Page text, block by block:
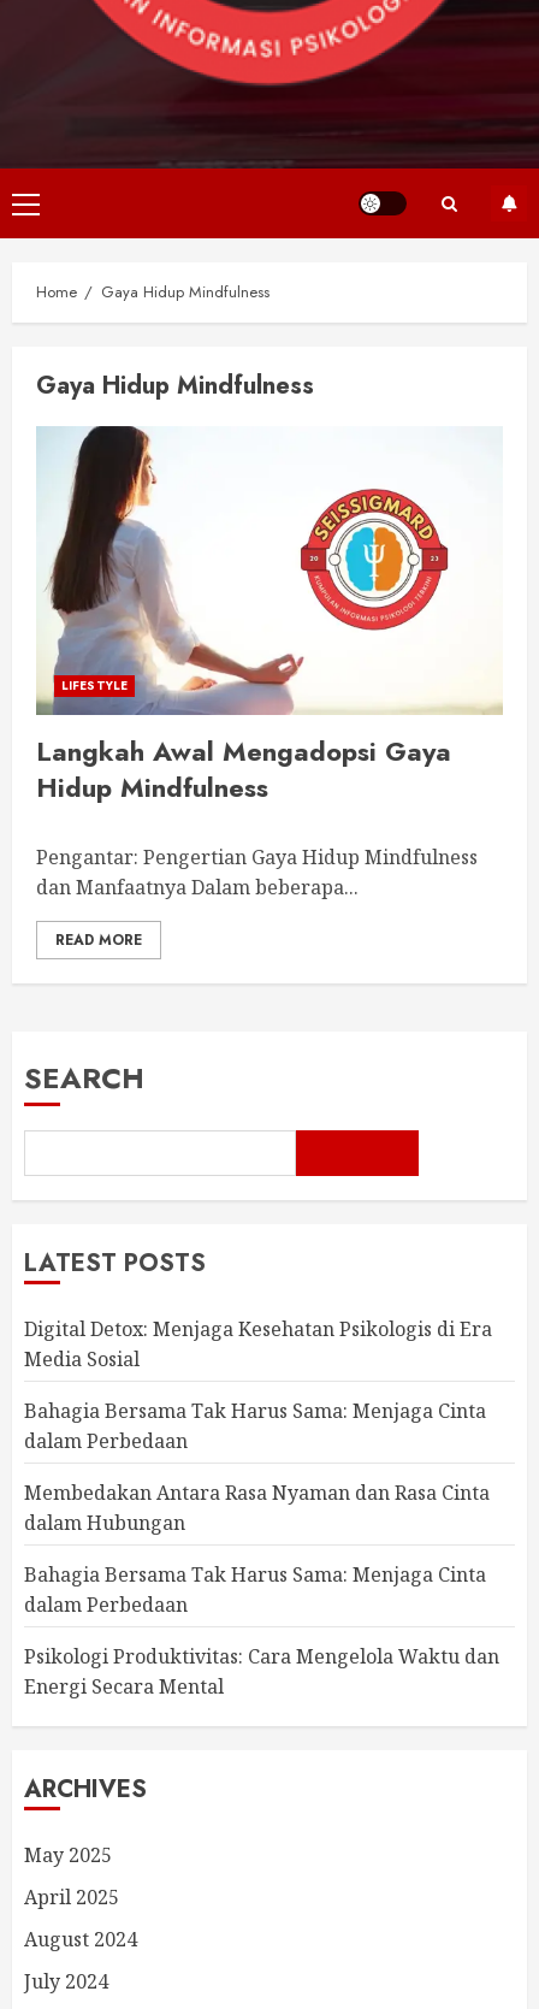
Primary
Menu
Home Gaya Hidup Mindfulness
Gaya Hidup Mindfulness
LIFESTYLE
Langkah Awal Mengadopsi Gaya
Hidup Mindfulness
Pengantar: Pengertian Gaya Hidup Mindfulness
dan Manfaatnya Dalam beberapa...
READ MORE
SEARCH
LATEST POSTS
Digital Detox: Menjaga Kesehatan Psikologis di Era
Media Sosial
Bahagia Bersama Tak Harus Sama: Menjaga Cinta
dalam Perbedaan
Membedakan Antara Rasa Nyaman dan Rasa Cinta
dalam Hubungan
Bahagia Bersama Tak Harus Sama: Menjaga Cinta
dalam Perbedaan
Psikologi Produktivitas: Cara Mengelola Waktu dan
Energi Secara Mental
ARCHIVES
May 2025
April 2025
August 2024
July 2024